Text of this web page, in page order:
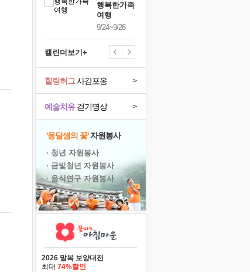
행복한가족
여행
9/24~9/26
캘린더보기+
예술치유걷기명상 >
힐링허그사감포옹 >
'옹달샘의 꽃'자원봉사
· 청년 자원봉사
· 금빛청년 자원봉사
· 음식연구 자원봉사
2026 말복 보양대전
최대 74%할인